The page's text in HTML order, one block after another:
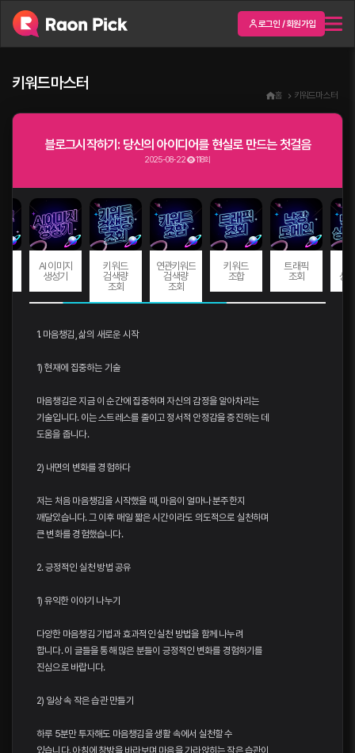
로그인 / 회원가입
키워드마스터
홈 키워드마스터
블로그시작하기: 당신의 아이디어를 현실로 만드는 첫걸음
2025-08-22 118회
AI 이미지
생성기
키워드
검색량
조회
연관키워드
검색량
조회
키워드
조합
트래픽
조회
상
1. 마음챙김, 삶의 새로운 시작
1) 현재에 집중하는 기술
마음챙김은 지금 이 순간에 집중하며 자신의 감정을 알아차리는
기술입니다. 이는 스트레스를 줄이고 정서적 안정감을 증진하는 데
도움을 줍니다.
2) 내면의 변화를 경험하다
저는 처음 마음챙김을 시작했을 때, 마음이 얼마나 분주한지
깨달았습니다. 그 이후 매일 짧은 시간이라도 의도적으로 실천하며
큰 변화를 경험했습니다.
2. 긍정적인 실천 방법 공유
1) 유익한 이야기 나누기
다양한 마음챙김 기법과 효과적인 실천 방법을 함께 나누려
합니다. 이 글들을 통해 많은 분들이 긍정적인 변화를 경험하기를
진심으로 바랍니다.
2) 일상 속 작은 습관 만들기
하루 5분만 투자해도 마음챙김을 생활 속에서 실천할 수
있습니다. 아침에 창밖을 바라보며 마음을 가라앉히는 작은 습관이